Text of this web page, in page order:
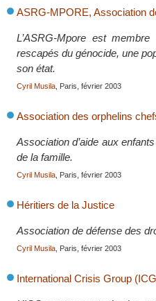
ASRG-MPORE, Association
L’ASRG-Mpore est
rescapés du génocide, une
son état.
Cyril Musila , Paris, février 2003
Association des orphelins
Association d’aide aux
de la famille.
Cyril Musila , Paris, février 2003
Héritiers de la Justice
Association de défense des
Cyril Musila , Paris, février 2003
International Crisis Group